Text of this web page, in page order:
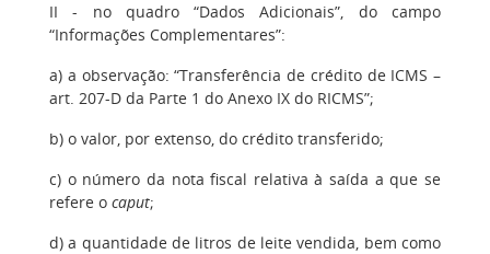
II - no quadro “Dados Adicionais”, do campo
“Informações Complementares”:
a) a observação: “Transferência de crédito de ICMS –
art. 207-D da Parte 1 do Anexo IX do RICMS”;
b) o valor, por extenso, do crédito transferido;
c) o número da nota fiscal relativa à saída a que se
refere o caput;
d) a quantidade de litros de leite vendida, bem como